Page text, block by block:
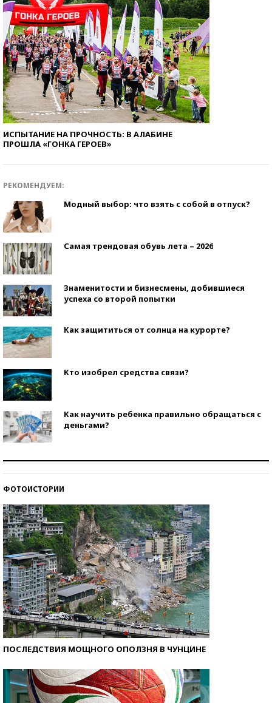
ИСПЫТАНИЕ НА ПРОЧНОСТЬ: В АЛАБИНЕ
ПРОШЛА «ГОНКА ГЕРОЕВ»
РЕКОМЕНДУЕМ:
Модный выбор: что взять с собой в отпуск?
Самая трендовая обувь лета – 2026
Знаменитости и бизнесмены, добившиеся
успеха со второй попытки
Как защититься от солнца на курорте?
Кто изобрел средства связи?
Как научить ребенка правильно обращаться с
деньгами?
ФОТОИСТОРИИ
ПОСЛЕДСТВИЯ МОЩНОГО ОПОЛЗНЯ В ЧУНЦИНЕ